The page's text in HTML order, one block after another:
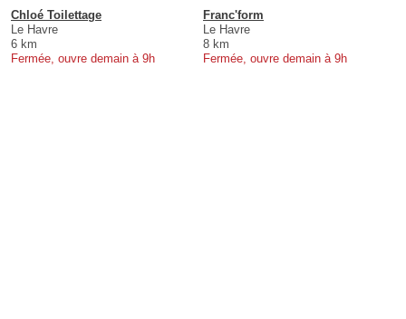
Chloé Toilettage
Le Havre
6 km
Fermée, ouvre demain à 9h
Franc'form
Le Havre
8 km
Fermée, ouvre demain à 9h